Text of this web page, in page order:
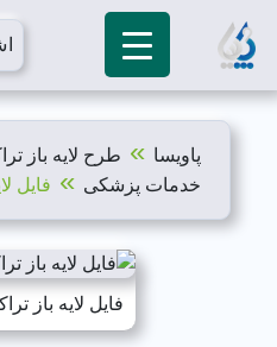
پاویسا » طرح لایه باز
خدمات پزشکی » فایل
فایل لایه باز